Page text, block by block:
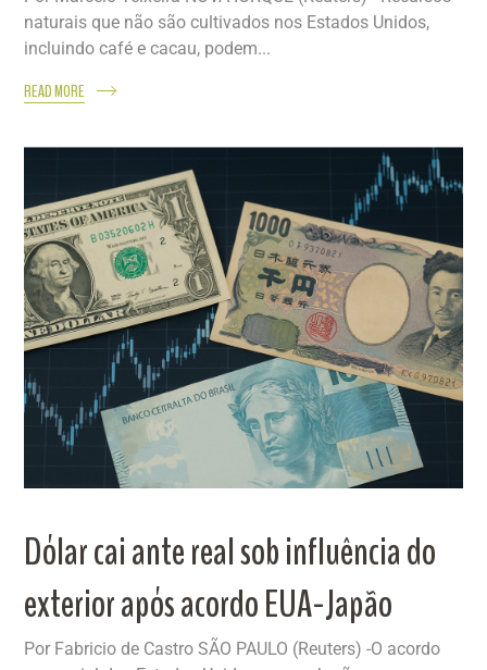
naturais que não são cultivados nos Estados Unidos,
incluindo café e cacau, podem...
READ MORE
Dólar cai ante real sob influência do
exterior após acordo EUA-Japão
Por Fabricio de Castro SÃO PAULO (Reuters) -O acordo